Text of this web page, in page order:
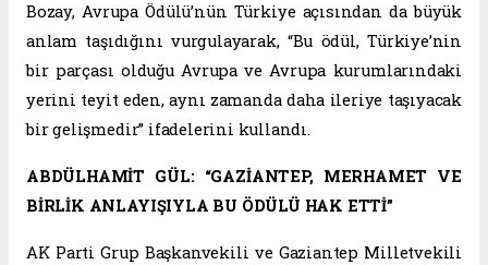
Bozay, Avrupa Ödülü’nün Türkiye açısından da büyük
anlam taşıdığını vurgulayarak, “Bu ödül, Türkiye’nin
bir parçası olduğu Avrupa ve Avrupa kurumlarındaki
yerini teyit eden, aynı zamanda daha ileriye taşıyacak
bir gelişmedir” ifadelerini kullandı.
ABDÜLHAMİT GÜL: “GAZİANTEP, MERHAMET VE
BİRLİK ANLAYIŞIYLA BU ÖDÜLÜ HAK ETTİ”
AK Parti Grup Başkanvekili ve Gaziantep Milletvekili